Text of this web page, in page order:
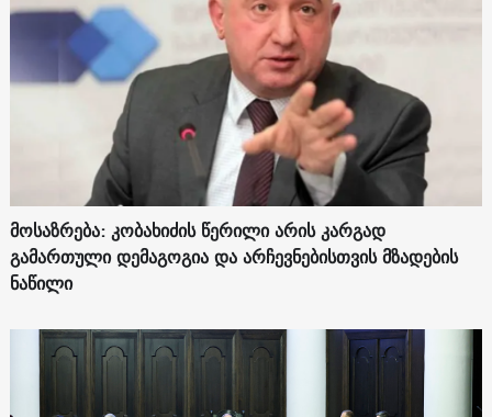
მოსაზრება: კობახიძის წერილი არის კარგად
გამართული დემაგოგია და არჩევნებისთვის მზადების
ნაწილი